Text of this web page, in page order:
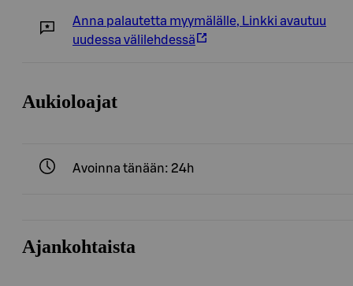
Anna palautetta myymälälle, Linkki avautuu
uudessa välilehdessä
Aukioloajat
Avoinna tänään: 24h
Ajankohtaista